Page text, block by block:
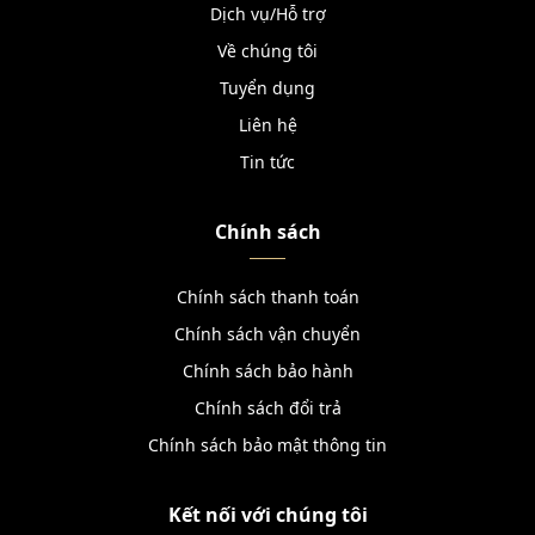
Dịch vụ/Hỗ trợ
Về chúng tôi
Tuyển dụng
Liên hệ
Tin tức
Chính sách
Chính sách thanh toán
Chính sách vận chuyển
Chính sách bảo hành
Chính sách đổi trả
Chính sách bảo mật thông tin
Kết nối với chúng tôi